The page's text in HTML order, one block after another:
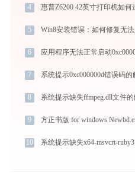
4 惠普Z6200 42英寸打印机如何
5 Win8安装错误：如何修复无
6 应用程序无法正常启动
7 系统提示0xc000000d错误码
8 系统提示缺失ffmpeg.dll文件
9
10 系统提示缺失x64-msvcrt-